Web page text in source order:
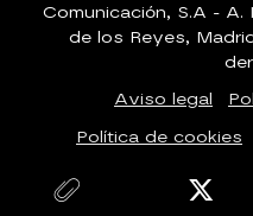
Comunicación, S.A - A.
de los Reyes,
Aviso legal
Política de cookies
Configuración de